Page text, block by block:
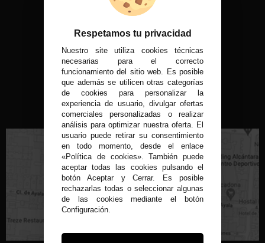
REDES SOCIALES
MÉTODOS DE PAGO
VISITA NUESTRA TIENDA FÍSICA
C/ Conde de Peñalver, 22 MADRID
Respetamos tu privacidad
Nuestro site utiliza cookies técnicas
necesarias para el correcto
funcionamiento del sitio web. Es posible
que además se utilicen otras categorías
de cookies para personalizar la
experiencia de usuario, divulgar ofertas
comerciales personalizadas o realizar
análisis para optimizar nuestra oferta. El
usuario puede retirar su consentimiento
en todo momento, desde el enlace
«Política de cookies». También puede
aceptar todas las cookies pulsando el
botón Aceptar y Cerrar. Es posible
rechazarlas todas o seleccionar algunas
de las cookies mediante el botón
Configuración.